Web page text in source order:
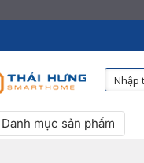
Danh mục sản phẩm